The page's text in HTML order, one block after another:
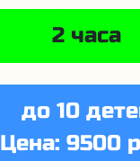
2 часа
до 10
Цена: 9500